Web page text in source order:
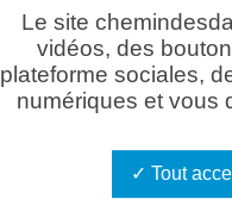
Le site
vidéos, des
plateforme sociales,
numériques et vous
Tout